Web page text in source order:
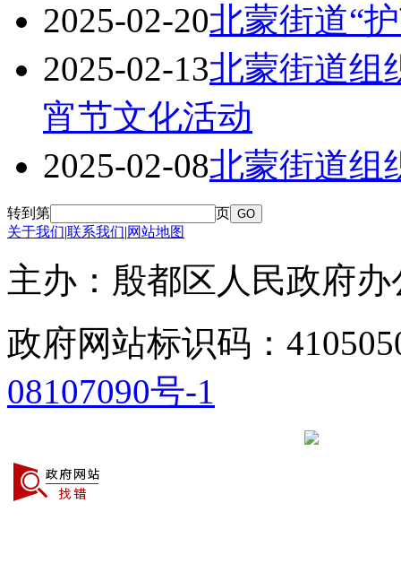
2025-02-20北蒙街道“
2025-02-13北蒙街道组
宵节文化活动
2025-02-08北蒙街道组
转到第
页
关于我们|联系我们|网站地图
主办：殷都区人民政
政府网站标识码：
08107090号-1